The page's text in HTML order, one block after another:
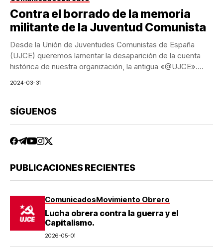
Contra el borrado de la memoria
militante de la Juventud Comunista
Desde la Unión de Juventudes Comunistas de España
(UJCE) queremos lamentar la desaparición de la cuenta
histórica de nuestra organización, la antigua «@UJCE»....
2024-03-31
SÍGUENOS
PUBLICACIONES RECIENTES
ComunicadosMovimiento Obrero
Lucha obrera contra la guerra y el
Capitalismo.
2026-05-01